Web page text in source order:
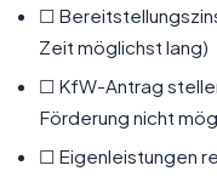
☐
Zeit möglichst lang)
☐ KfW-Antrag
Förderung nicht
☐ Eigenleistungen